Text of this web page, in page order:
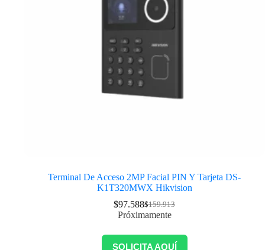
Terminal De Acceso 2MP Facial PIN Y Tarjeta DS-
K1T320MWX Hikvision
$159.913
$97.588
Próximamente
SOLICITA AQUÍ